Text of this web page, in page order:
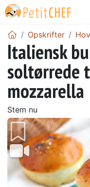
Opskrifter
Italiensk
soltørrede
mozzarella
Stem nu